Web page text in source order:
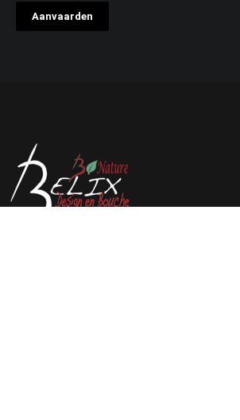
Aanvaarden